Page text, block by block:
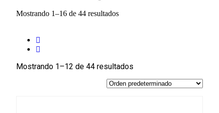
Mostrando 1–16 de 44 resultados
Mostrando 1–12 de 44 resultados